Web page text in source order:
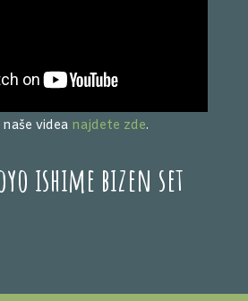
videa najdete zde.
ishime bizen set